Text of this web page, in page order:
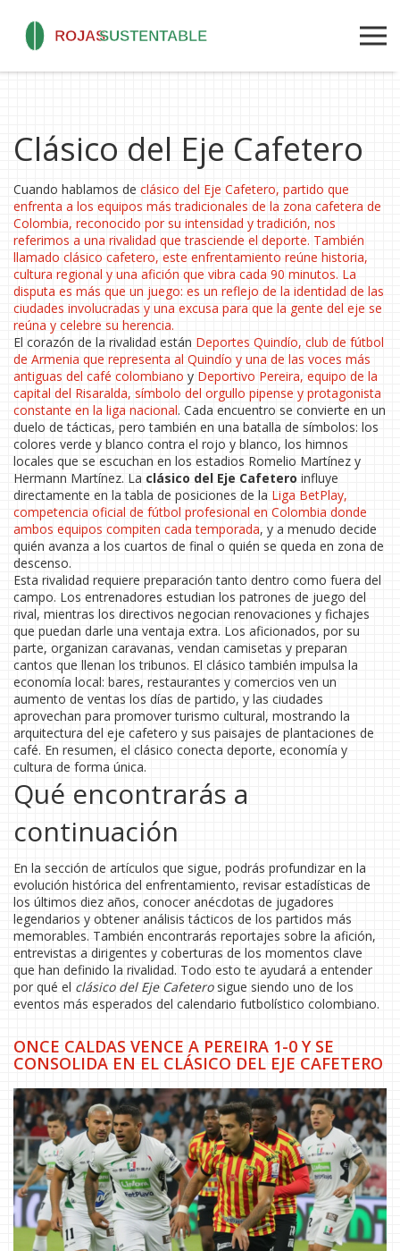
Clásico del Eje Cafetero
Cuando hablamos de clásico del Eje Cafetero, partido que
enfrenta a los equipos más tradicionales de la zona cafetera de
Colombia, reconocido por su intensidad y tradición, nos
referimos a una rivalidad que trasciende el deporte. También
llamado clásico cafetero, este enfrentamiento reúne historia,
cultura regional y una afición que vibra cada 90 minutos. La
disputa es más que un juego: es un reflejo de la identidad de las
ciudades involucradas y una excusa para que la gente del eje se
reúna y celebre su herencia.
El corazón de la rivalidad están Deportes Quindío, club de fútbol
de Armenia que representa al Quindío y una de las voces más
antiguas del café colombiano y Deportivo Pereira, equipo de la
capital del Risaralda, símbolo del orgullo pipense y protagonista
constante en la liga nacional. Cada encuentro se convierte en un
duelo de tácticas, pero también en una batalla de símbolos: los
colores verde y blanco contra el rojo y blanco, los himnos
locales que se escuchan en los estadios Romelio Martínez y
Hermann Martínez. La clásico del Eje Cafetero influye
directamente en la tabla de posiciones de la Liga BetPlay,
competencia oficial de fútbol profesional en Colombia donde
ambos equipos compiten cada temporada, y a menudo decide
quién avanza a los cuartos de final o quién se queda en zona de
descenso.
Esta rivalidad requiere preparación tanto dentro como fuera del
campo. Los entrenadores estudian los patrones de juego del
rival, mientras los directivos negocian renovaciones y fichajes
que puedan darle una ventaja extra. Los aficionados, por su
parte, organizan caravanas, vendan camisetas y preparan
cantos que llenan los tribunos. El clásico también impulsa la
economía local: bares, restaurantes y comercios ven un
aumento de ventas los días de partido, y las ciudades
aprovechan para promover turismo cultural, mostrando la
arquitectura del eje cafetero y sus paisajes de plantaciones de
café. En resumen, el clásico conecta deporte, economía y
cultura de forma única.
Qué encontrarás a
continuación
En la sección de artículos que sigue, podrás profundizar en la
evolución histórica del enfrentamiento, revisar estadísticas de
los últimos diez años, conocer anécdotas de jugadores
legendarios y obtener análisis tácticos de los partidos más
memorables. También encontrarás reportajes sobre la afición,
entrevistas a dirigentes y coberturas de los momentos clave
que han definido la rivalidad. Todo esto te ayudará a entender
por qué el clásico del Eje Cafeterosigue siendo uno de los
eventos más esperados del calendario futbolístico colombiano.
ONCE CALDAS VENCE A PEREIRA 1-0 Y SE
CONSOLIDA EN EL CLÁSICO DEL EJE CAFETERO